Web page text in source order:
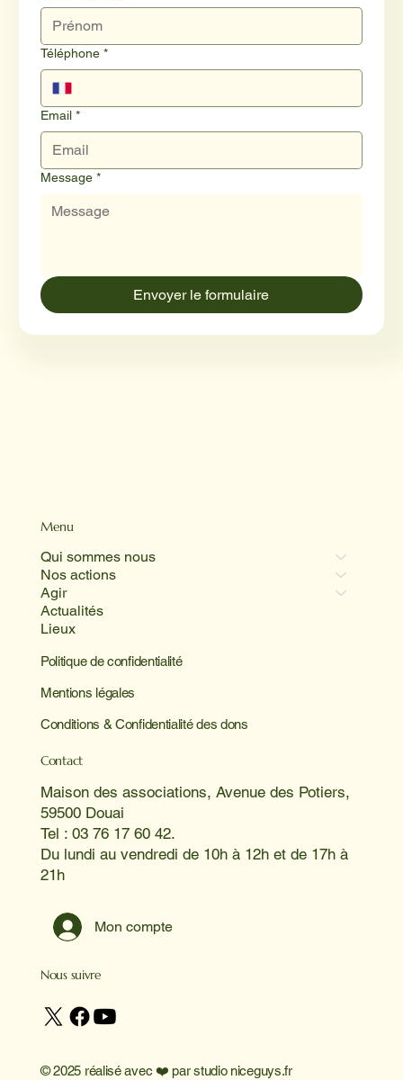
Menu
Qui sommes nous
Nos actions
Agir
Actualités
Lieux
Politique de confidentialité
Mentions légales
Conditions & Confidentialité des dons
Contact
Maison des associations, Avenue des Potiers,
59500 Douai
Tel : 03 76 17 60 42.
Du lundi au vendredi de 10h à 12h et de 17h à
21h
Mon compte
Nous suivre
© 2025 réalisé avec ❤️ parstudio niceguys.fr
Téléphone *
Email *
Message *
Envoyer le formulaire